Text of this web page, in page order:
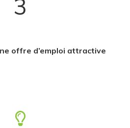
3
offre d’emploi attractive